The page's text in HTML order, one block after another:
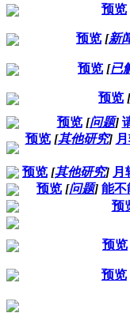
预览
预览 [新
预览 [已
预览 [
预览 [问题]
预览 [其他研究]
预览 [其他研究]
预览 [问题] 能不
预
预览
预览